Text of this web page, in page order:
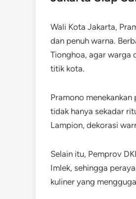
Wali Kota Jakarta,
dan penuh warna.
Tionghoa, agar warga
titik kota.
Pramono
tidak hanya sekadar
Lampion, dekorasi
Selain itu, Pemprov
Imlek, sehingga
kuliner yang